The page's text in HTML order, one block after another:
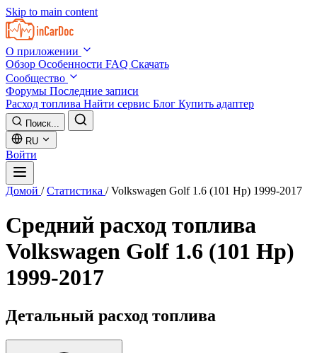
Skip to main content
О приложении
Обзор Особенности FAQ Скачать
Сообщество
Форумы Последние записи
Расход топлива Найти сервис Блог Купить адаптер
Поиск...
RU
Войти
Домой / Статистика / Volkswagen Golf 1.6 (101 Hp) 1999-2017
Средний расход топлива
Volkswagen Golf 1.6 (101 Hp)
1999-2017
Детальный расход топлива